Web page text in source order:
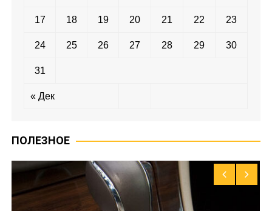
« Дек
17 18 19 20 21 22 23
24 25 26 27 28 29 30
31
ПОЛЕЗНОЕ